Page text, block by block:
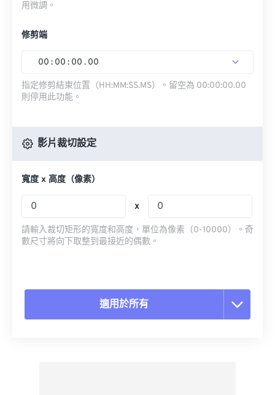
用微調。
修剪端
00 : 00 : 00 . 00
指定修剪結束位置（HH:MM:SS.MS）。留空為 00:00:00.00
則停用此功能。
影片裁切設定
寬度 x 高度（像素）
x
請輸入裁切矩形的寬度和高度，單位為像素（0-10000）。奇
數尺寸將向下取整到最接近的偶數。
適用於所有